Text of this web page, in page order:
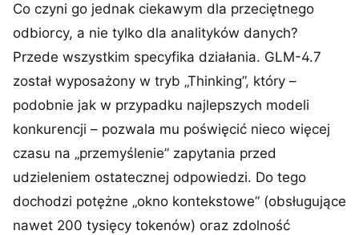
Co czyni go jednak ciekawym dla przeciętnego
odbiorcy, a nie tylko dla analityków danych?
Przede wszystkim specyfika działania. GLM-4.7
został wyposażony w tryb „Thinking”, który –
podobnie jak w przypadku najlepszych modeli
konkurencji – pozwala mu poświęcić nieco więcej
czasu na „przemyślenie” zapytania przed
udzieleniem ostatecznej odpowiedzi. Do tego
dochodzi potężne „okno kontekstowe” (obsługujące
nawet 200 tysięcy tokenów) oraz zdolność